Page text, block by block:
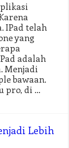
IPad telah
yang
adalah
Menjadi
bawaan.
pro, di …
Lebih